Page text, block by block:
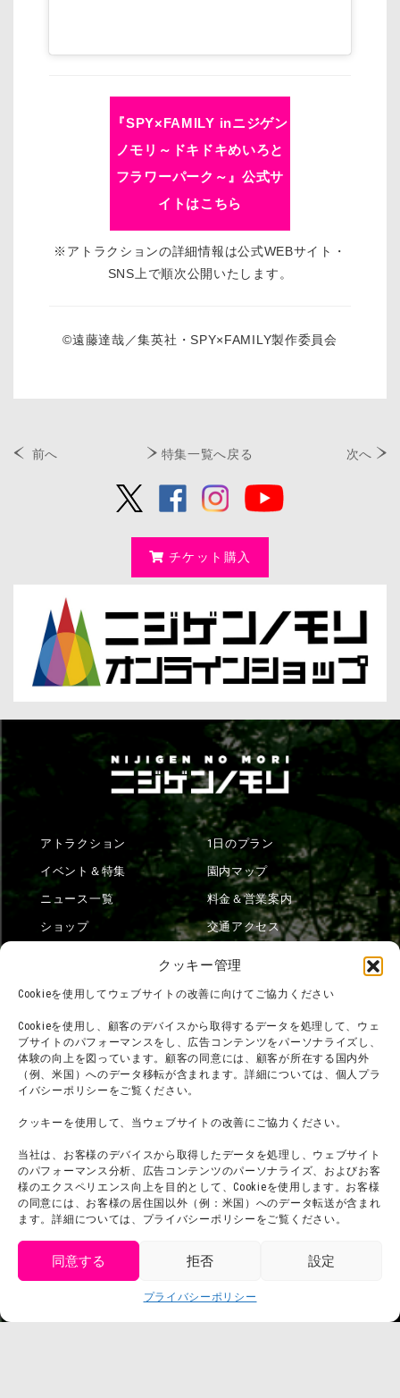
クッキー管理
Cookieを使用してウェブサイトの改善に向けてご協力ください
Cookieを使用し、顧客のデバイスから取得するデータを処理して、ウェ
ブサイトのパフォーマンスをし、広告コンテンツをパーソナライズし、
体験の向上を図っています。顧客の同意には、顧客が所在する国内外
（例、米国）へのデータ移転が含まれます。詳細については、個人プラ
イバシーポリシーをご覧ください。
クッキーを使用して、当ウェブサイトの改善にご協力ください。
当社は、お客様のデバイスから取得したデータを処理し、ウェブサイト
のパフォーマンス分析、広告コンテンツのパーソナライズ、およびお客
様のエクスペリエンス向上を目的として、Cookieを使用します。お客様
の同意には、お客様の居住国以外（例：米国）へのデータ転送が含まれ
ます。詳細については、プライバシーポリシーをご覧ください。
同意する 拒否 設定
プライバシーポリシー
『SPY×FAMILY inニジゲン
ノモリ～ドキドキめいろと
フラワーパーク～』公式サ
イトはこちら
※アトラクションの詳細情報は公式WEBサイト・
SNS上で順次公開いたします。
©遠藤達哉／集英社・SPY×FAMILY製作委員会
前へ 特集一覧へ戻る 次へ
チケット購入
アトラクション
イベント＆特集
ニュース一覧
ショップ
1日のプラン
園内マップ
料金＆営業案内
交通アクセス
団体利用について
お問い合わせ
利用規約
プライバシーポリシー
プレスリリース
メディア掲載実績
会社概要
スタッフ募集